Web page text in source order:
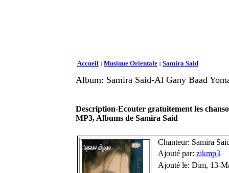
Accueil : Musique Orientale : Samira Said
Album: Samira Said-Al Gany Baad
Description-Ecouter gratuitement les
MP3, Albums de Samira Said
Chanteur: Samira
Ajouté par: zikmp3
Ajouté le: Dim, 13-